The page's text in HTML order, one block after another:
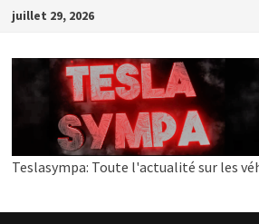
Passer
contenu
juillet 29, 2026
Teslasympa: Toute l'actualité sur les